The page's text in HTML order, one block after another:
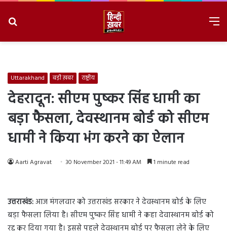
Uttarakhand बड़ी ख़बर राष्ट्रीय
देहरादून: सीएम पुष्कर सिंह धामी का
बड़ा फैसला, देवस्थानम बोर्ड को सीएम
धामी ने किया भंग करने का ऐलान
Aarti Agravat 30 November 2021 - 11:49 AM 1 minute read
उत्तराखंड:आज मंगलवार को उत्तराखंड सरकार ने देवस्थानम बोर्ड के लिए
बड़ा फैसला लिया है। सीएम पुष्कर सिंह धामी ने कहा देवास्थानम बोर्ड को